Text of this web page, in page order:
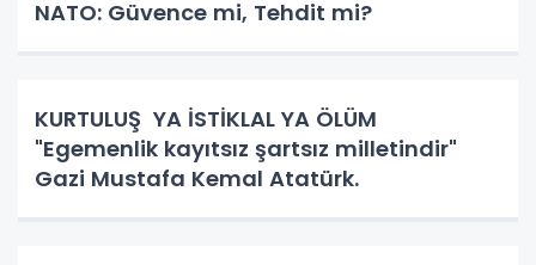
NATO: Güvence mi, Tehdit mi?
KURTULUŞ YA İSTİKLAL YA ÖLÜM
"Egemenlik kayıtsız şartsız milletindir"
Gazi Mustafa Kemal Atatürk.